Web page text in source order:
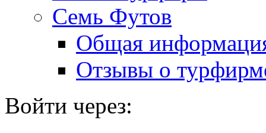
Семь Футов
Общая
Отзывы о
Войти через: